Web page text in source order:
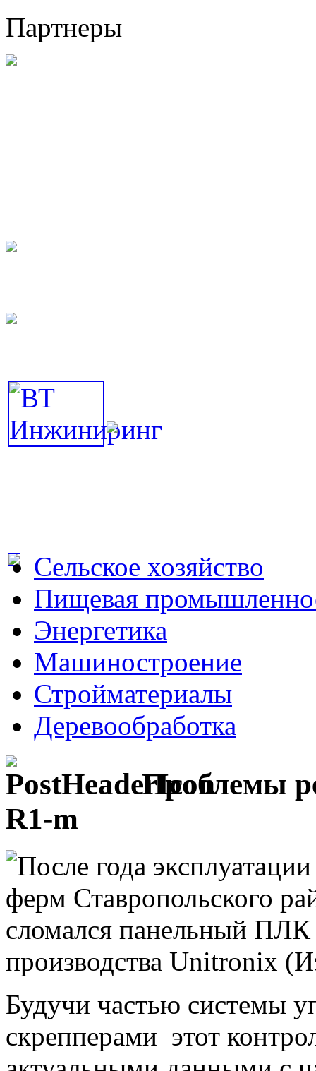
Партнеры
Сельское хозяйство
Пищевая
Энергетика
Машиностроение
Стройматериалы
Деревообработка
Проблемы
R1-m
После года
ферм Ставропольского
сломался панельный
производства Unitronix
Будучи частью системы
скрепперами этот